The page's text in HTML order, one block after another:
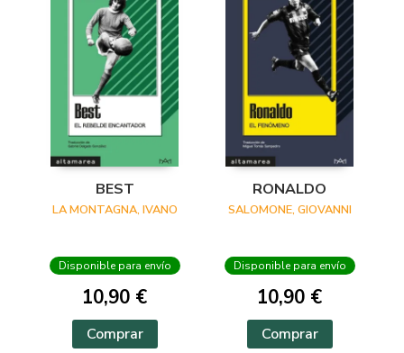
BEST
LA MONTAGNA, IVANO
Disponible para envío
10,90 €
Comprar
RONALDO
SALOMONE, GIOVANNI
Disponible para envío
10,90 €
Comprar